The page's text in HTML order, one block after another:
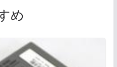
め